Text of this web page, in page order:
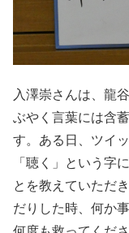
入澤崇さんは、龍
ぶやく言葉には含
す。ある日、ツイ
「聴く」という字
とを教えていただ
だりした時、何か